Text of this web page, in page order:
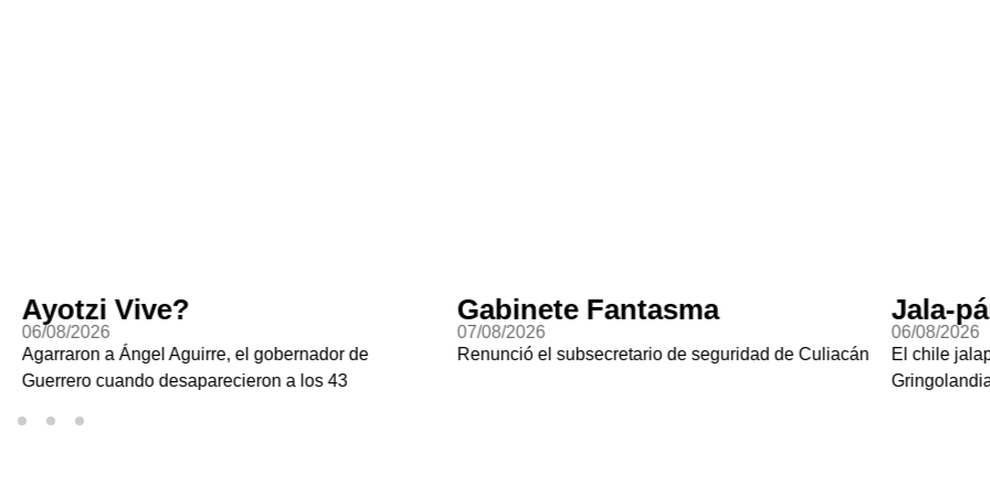
Ayotzi Vive?
06/08/2026
Agarraron a Ángel Aguirre, el gobernador de
Guerrero cuando desaparecieron a los 43
Gabinete Fantasma
07/08/2026
Renunció el subsecretario de seguridad de Culiacán
Jala-
06/08/2026
El chile